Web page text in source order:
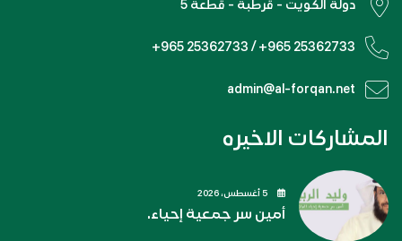
دولة الكويت - قرطبة - قطعة 5
+965 25362733 / +965 25362733
admin@al-forqan.net
المشاركات الاخيره
أمين سر جمعية إحياء.